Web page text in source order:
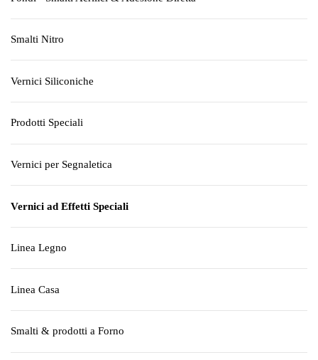
Smalti Nitro
Vernici Siliconiche
Prodotti Speciali
Vernici per Segnaletica
Vernici ad Effetti Speciali
Linea Legno
Linea Casa
Smalti & prodotti a Forno